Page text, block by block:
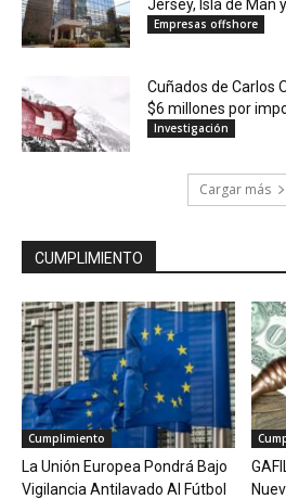
Jersey, Isla de Man y...
Empresas offshore
Cuñados de Carlos
$6 millones por
Investigación
Cargar más
CUMPLIMIENTO
Cumplimiento
La Unión Europea Pondrá Bajo
Vigilancia Antilavado Al Fútbol